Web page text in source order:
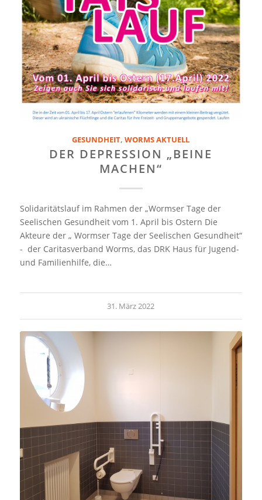
GESUNDHEIT,WORMS AKTUELL
DER DEPRESSION „BEINE
MACHEN“
Solidaritätslauf im Rahmen der „Wormser Tage der
Seelischen Gesundheit vom 1. April bis Ostern Die
Akteure der „ Wormser Tage der Seelischen Gesundheit“
- der Caritasverband Worms, das DRK Haus für Jugend-
und Familienhilfe, die…
31. März 2022